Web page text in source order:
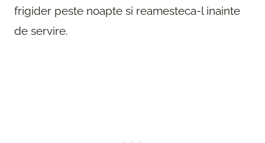
frigider peste noapte si reamesteca-l inainte
de servire.